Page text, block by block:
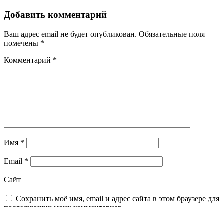
Добавить комментарий
Ваш адрес email не будет опубликован. Обязательные поля
помечены *
Комментарий *
Имя *
Email *
Сайт
Сохранить моё имя, email и адрес сайта в этом браузере для